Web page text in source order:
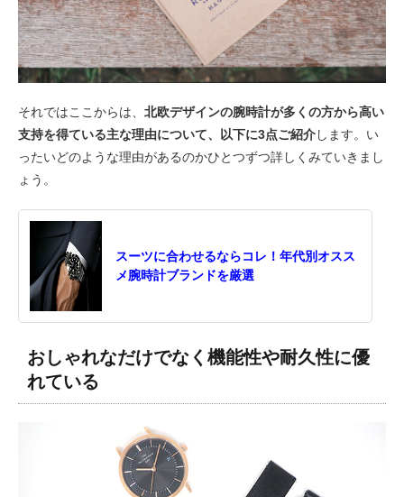
それではここからは、 北欧デザインの腕時計が多くの方から高い
支持を得ている主な理由について、以下に3点ご紹介します。い
ったいどのような理由があるのかひとつずつ詳しくみていきまし
ょう。
スーツに合わせるならコレ！年代別オスス
メ腕時計ブランドを厳選
おしゃれなだけでなく機能性や耐久性に優
れている